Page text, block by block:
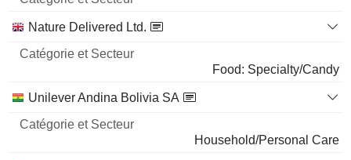
Nature Delivered Ltd.
Food: Specialty/Candy
Unilever Andina Bolivia SA
Household/Personal Care